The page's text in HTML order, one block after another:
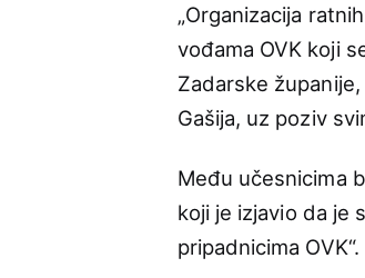
„Organizacija
vođama OVK koji
Zadarske
Gašija, uz poziv
Među učesnicima
koji je izjavio da je
pripadnicima OVK“.